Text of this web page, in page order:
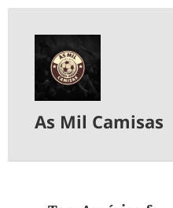
As Mil Camisas